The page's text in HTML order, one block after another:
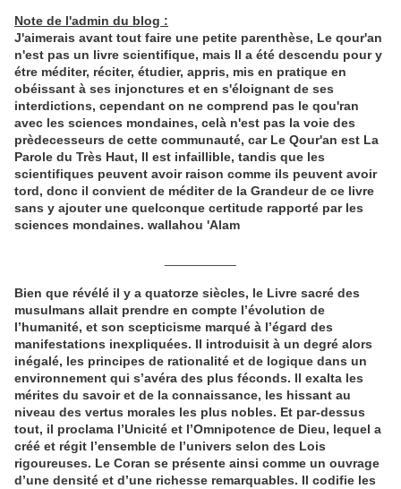
Note de l'admin du blog :
J'aimerais avant tout faire une petite parenthèse, Le qour'an
n'est pas un livre scientifique, mais Il a été descendu pour y
étre méditer, réciter, étudier, appris, mis en pratique en
obéissant à ses injonctures et en s'éloignant de ses
interdictions, cependant on ne comprend pas le qou'ran
avec les sciences mondaines, celà n'est pas la voie des
prèdecesseurs de cette communauté, car Le Qour'an est La
Parole du Très Haut, Il est infaillible, tandis que les
scientifiques peuvent avoir raison comme ils peuvent avoir
tord, donc il convient de méditer de la Grandeur de ce livre
sans y ajouter une quelconque certitude rapporté par les
sciences mondaines. wallahou 'Alam
Bien que révélé il y a quatorze siècles, le Livre sacré des
musulmans allait prendre en compte l’évolution de
l’humanité, et son scepticisme marqué à l’égard des
manifestations inexpliquées. Il introduisit à un degré alors
inégalé, les principes de rationalité et de logique dans un
environnement qui s’avéra des plus féconds. Il exalta les
mérites du savoir et de la connaissance, les hissant au
niveau des vertus morales les plus nobles. Et par-dessus
tout, il proclama l’Unicité et l’Omnipotence de Dieu, lequel a
créé et régit l’ensemble de l’univers selon des Lois
rigoureuses. Le Coran se présente ainsi comme un ouvrage
d’une densité et d’une richesse remarquables. Il codifie les